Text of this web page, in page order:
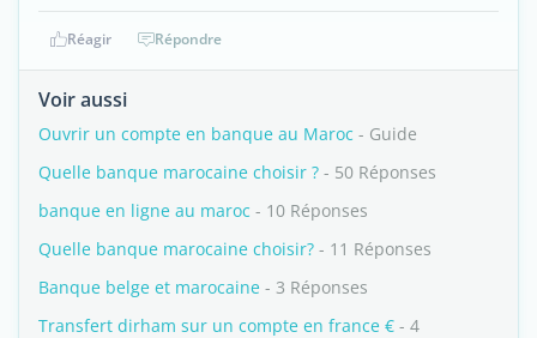
Réagir Répondre
Voir aussi
Ouvrir un compte en banque au Maroc - Guide
Quelle banque marocaine choisir ? - 50 Réponses
banque en ligne au maroc - 10 Réponses
Quelle banque marocaine choisir? - 11 Réponses
Banque belge et marocaine - 3 Réponses
Transfert dirham sur un compte en france € - 4